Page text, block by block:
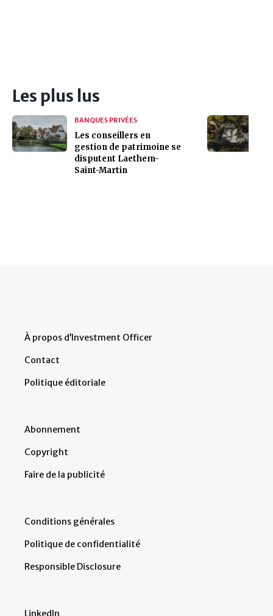
Les plus lus
BANQUES PRIVÉES
Les conseillers en
gestion de patrimoine se
disputent Laethem-
Saint-Martin
À propos d’Investment Officer
Contact
Politique éditoriale
Abonnement
Copyright
Faire de la publicité
Conditions générales
Politique de confidentialité
Responsible Disclosure
LinkedIn